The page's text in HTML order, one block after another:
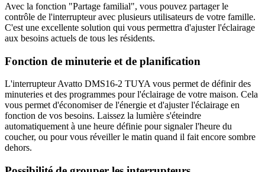
Avec la fonction "Partage familial", vous pouvez partager le
contrôle de l'interrupteur avec plusieurs utilisateurs de votre famille.
C'est une excellente solution qui vous permettra d'ajuster l'éclairage
aux besoins actuels de tous les résidents.
Fonction de minuterie et de planification
L'interrupteur Avatto DMS16-2 TUYA vous permet de définir des
minuteries et des programmes pour l'éclairage de votre maison. Cela
vous permet d'économiser de l'énergie et d'ajuster l'éclairage en
fonction de vos besoins. Laissez la lumière s'éteindre
automatiquement à une heure définie pour signaler l'heure du
coucher, ou pour vous réveiller le matin quand il fait encore sombre
dehors.